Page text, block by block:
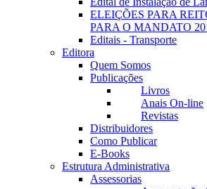
ELEIÇÕES PARA
PARA O MANDATO
Editais - Transporte
Editora
Quem Somos
Publicações
Livros
Anais On-line
Revistas
Distribuidores
Como Publicar
E-Books
Estrutura Administrativa
Assessorias